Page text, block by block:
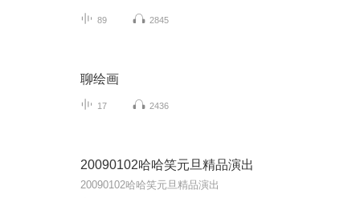
89 2845
聊绘画
17 2436
20090102哈哈笑元旦精品演出
20090102哈哈笑元旦精品演出